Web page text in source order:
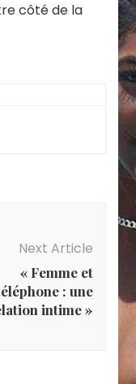
côté de la
Next Article
« Femme et
: une
intime »